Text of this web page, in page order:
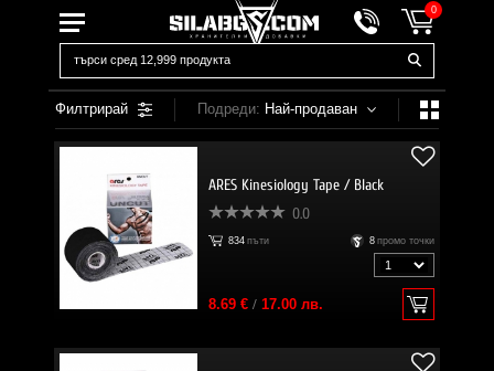
0
Филтрирай Подреди: Най-продаван
ARES Kinesiology Tape / Black
0.0
834 пъти 8 промо точки
8.69 €/ 17.00 лв.